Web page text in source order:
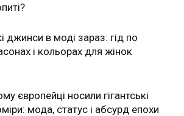
джинси в моді зараз: гід по
і кольорах для жінок
європейці носили гігантські
мода, статус і абсурд епохи